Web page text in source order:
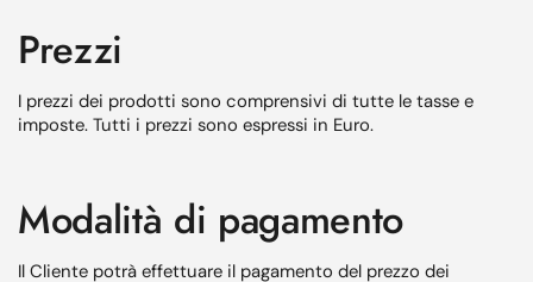
Prezzi
I prezzi dei prodotti sono comprensivi di tutte le tasse e
imposte. Tutti i prezzi sono espressi in Euro.
Modalità di pagamento
Il Cliente potrà effettuare il pagamento del prezzo dei